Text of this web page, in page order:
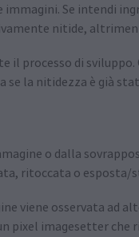
Se intendi
nitide,
processo di
se la nitidezza è già
o dalla
ritoccata o esposta/
viene osservata ad
pixel imagesetter